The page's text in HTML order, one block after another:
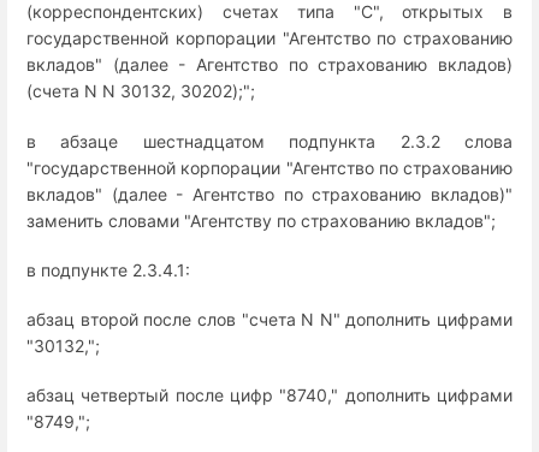
(корреспондентских) счетах типа "С", открытых в
государственной корпорации "Агентство по страхованию
вкладов" (далее - Агентство по страхованию вкладов)
(счета N N 30132, 30202);";
в абзаце шестнадцатом подпункта 2.3.2 слова
"государственной корпорации "Агентство по страхованию
вкладов" (далее - Агентство по страхованию вкладов)"
заменить словами "Агентству по страхованию вкладов";
в подпункте 2.3.4.1:
абзац второй после слов "счета N N" дополнить цифрами
"30132,";
абзац четвертый после цифр "8740," дополнить цифрами
"8749,";